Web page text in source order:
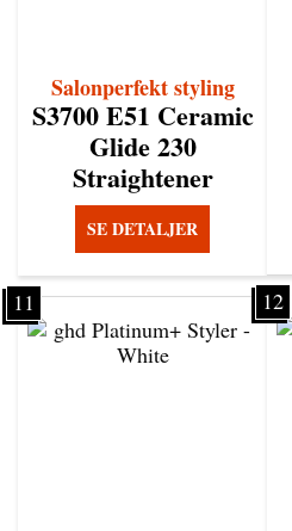
Salonperfekt styling
S3700 E51 Ceramic
Glide 230
Straightener
SE DETALJER
11 12